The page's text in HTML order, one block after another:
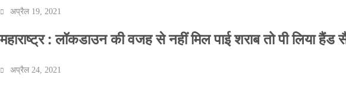
अप्रैल 19, 2021
महाराष्ट्र : लॉकडाउन की वजह से नहीं मिल पाई शराब तो पी लिया हैंड
अप्रैल 24, 2021